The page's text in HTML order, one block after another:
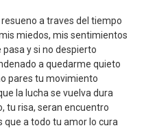
resueno a traves del tiempo
miedos, mis sentimientos
pasa y si no despierto
a quedarme quieto
pares tu movimiento
la lucha se vuelva dura
tu risa, seran encuentro
que a todo tu amor lo cura